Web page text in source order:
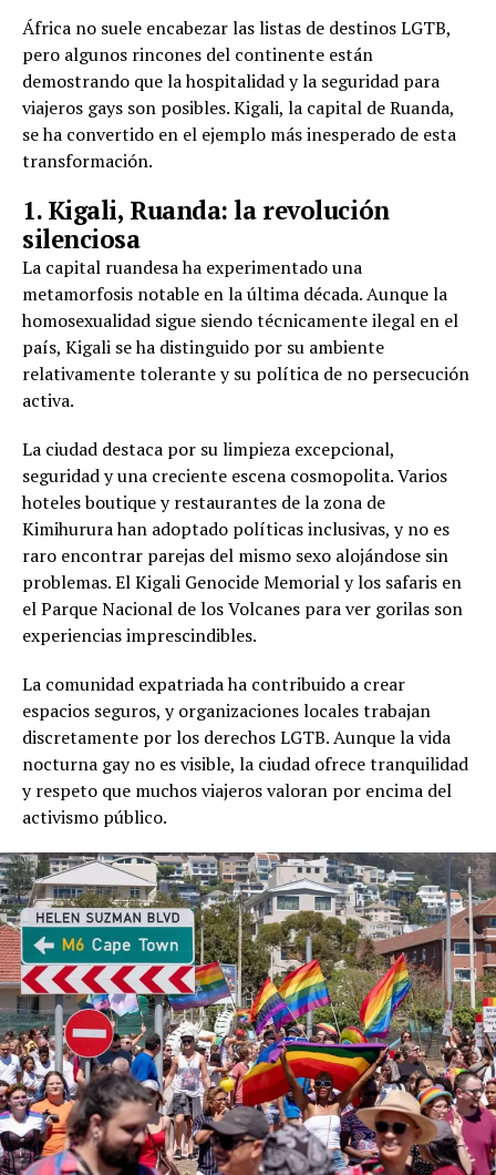
África no suele encabezar las listas de destinos LGTB,
pero algunos rincones del continente están
demostrando que la hospitalidad y la seguridad para
viajeros gays son posibles. Kigali, la capital de Ruanda,
se ha convertido en el ejemplo más inesperado de esta
transformación.
1. Kigali, Ruanda: la revolución
silenciosa
La capital ruandesa ha experimentado una
metamorfosis notable en la última década. Aunque la
homosexualidad sigue siendo técnicamente ilegal en el
país, Kigali se ha distinguido por su ambiente
relativamente tolerante y su política de no persecución
activa.
La ciudad destaca por su limpieza excepcional,
seguridad y una creciente escena cosmopolita. Varios
hoteles boutique y restaurantes de la zona de
Kimihurura han adoptado políticas inclusivas, y no es
raro encontrar parejas del mismo sexo alojándose sin
problemas. El Kigali Genocide Memorial y los safaris en
el Parque Nacional de los Volcanes para ver gorilas son
experiencias imprescindibles.
La comunidad expatriada ha contribuido a crear
espacios seguros, y organizaciones locales trabajan
discretamente por los derechos LGTB. Aunque la vida
nocturna gay no es visible, la ciudad ofrece tranquilidad
y respeto que muchos viajeros valoran por encima del
activismo público.